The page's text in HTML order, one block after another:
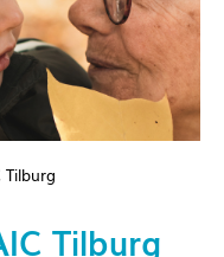
Tilburg